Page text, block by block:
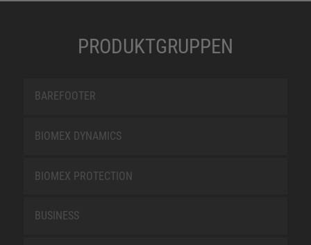
PRODUKTGRUPPEN
BAREFOOTER
BIOMEX DYNAMICS
BIOMEX PROTECTION
BUSINESS